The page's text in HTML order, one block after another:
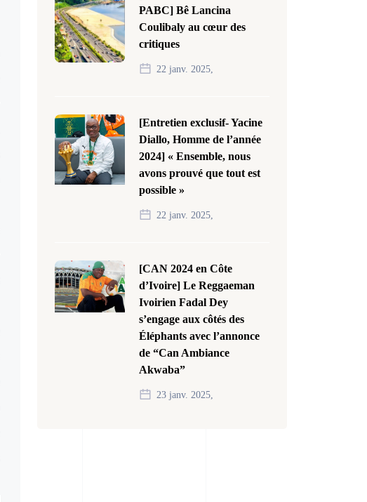
PABC] Bê Lancina
Coulibaly au cœur des
critiques
22 janv. 2025,
[Entretien exclusif- Yacine
Diallo, Homme de l’année
2024] « Ensemble, nous
avons prouvé que tout est
possible »
22 janv. 2025,
[CAN 2024 en Côte
d’Ivoire] Le Reggaeman
Ivoirien Fadal Dey
s’engage aux côtés des
Éléphants avec l’annonce
de “Can Ambiance
Akwaba”
23 janv. 2025,